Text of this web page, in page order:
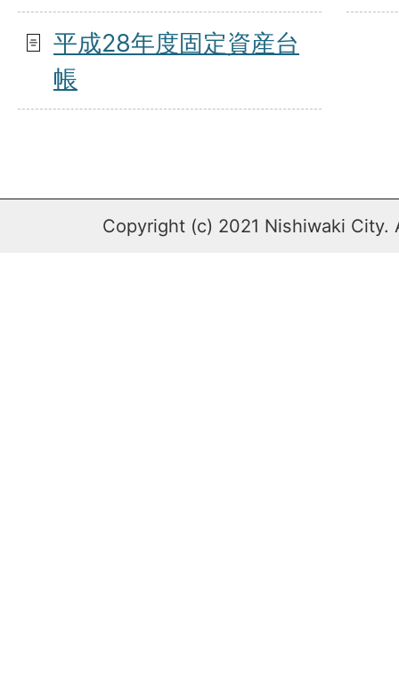
平成28年度固定資産台
帳
Copyright (c) 2021 Nishiwaki City.